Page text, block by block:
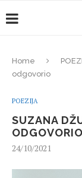
Home
odgovorio
POEZIJA
SUZANA
ODGOVORIO
24/10/2021